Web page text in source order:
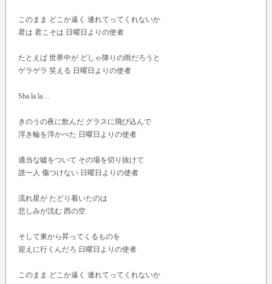
このまま どこか遠く 連れてってくれないか
君は 君こそは 日曜日よりの使者
たとえば 世界中が どしゃ降りの雨だろうと
ゲラゲラ 笑える 日曜日よりの使者
Sha la la…
きのうの夜に飲んだ グラスに飛び込んで
浮き輪を浮かべた 日曜日よりの使者
適当な嘘をついて その場を切り抜けて
誰一人 傷つけない 日曜日よりの使者
流れ星が たどり着いたのは
悲しみが沈む 西の空
そして東から昇ってくるものを
迎えに行くんだろ 日曜日よりの使者
このまま どこか遠く 連れてってくれないか